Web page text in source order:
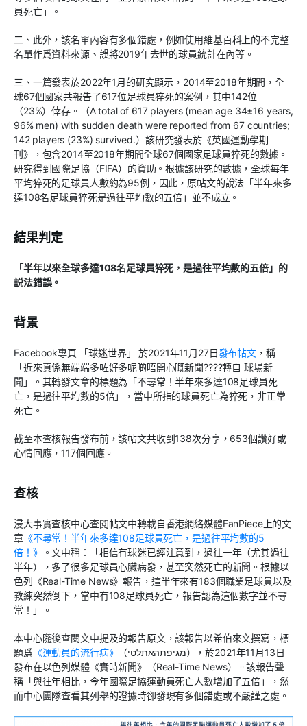
員死亡」。
二、此外，該名單內容有多個錯處，例如使用維基百科上的不完整
名單作爲資料來源、誤將2019年去世的球員統計在內等。
三、一篇發表於2022年1月的研究顯示，2014至2018年期間，全
球67個國家共報告了617位足球員猝死的案例，其中142位
（23%）倖存。（A total of 617 players (mean age 34±16 years,
96% men) with sudden death were reported from 67 countries;
142 players (23%) survived.）該研究發表於《英國運動學期
刊》，包含2014至2018年期間全球67個國家足球員猝死的數據。
研究得到國際足協（FIFA）的資助。根據該研究的數據，全球每年
平均猝死的足球員人數約為95例，因此，原帖文的說法「半年來多
達108名足球員猝死是過往平均數的五倍」並不成立。
結果判定
「半年以來全球多達108名足球員猝死，是過往平均數的五倍」的
説法錯誤。
背景
Facebook專頁 「球迷世界」 於2021年11月27日發布帖文，稱
「近來真係無端端多咗好多呢啲唔開心嘅新聞????轉自 球場新
聞」。其轉發文章的標題為「不尋常！半年來多達108足球員死
亡，是過往平均數的5倍」，當中所指的球員死亡為猝死，非正常
死亡。
截至本查核報告發布前，該帖文共收到138次分享，653個讚好或
心情回應，117個回應。
查核
浸大事實查核中心查閱帖文中轉載自香港網絡媒體FanPiece上的文
章《不尋常！半年來多達108足球員死亡，是過往平均數的5
倍！》
。文中稱：「相信有球迷已經注意到，過往一年（尤其過往
半年），多了很多足球員心臟病發，甚至突然死亡的新聞。根據以
色列《Real-Time News》報告，這半年來有183個職業足球員以及
教練突然倒下，當中有108足球員死亡，報告認為這個數字並不尋
常！」。
本中心隨後查閱文中提及的報告原文，該報告以希伯來文撰寫，標
題爲 《運動員的流行病》
（מגיפתהאתלטי），於2021年11月13日
發布在以色列媒體《實時新聞》（Real-Time News）。該報告聲
稱「與往年相比，今年國際足協運動員死亡人數增加了五倍」，然
而中心團隊查看其列舉的證據時卻發現有多個錯處或不嚴謹之處。